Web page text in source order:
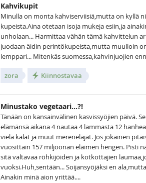
Kahvikupit
Minulla on monta kahviserviisiä,mutta on kyllä
kupeista.Aina otetaan isoja mukeja esiin,ja
unholaan... Harmittaa vähän tämä kahvittelun
juodaan äidin perintökupeista,mutta muulloin
lemppari... Mitenkäs suomessa,kahvinjuojien
zora Kiinnostavaa
Minustako vegetaari...?!
Tänään on kansainvälinen kasvissyöjien päivä.
elämänsä aikana 4 nautaa 4 lammasta 12
vielä kalat ja muut mereneläjät. Jos jokainen
vuosittain 157 miljoonan eläimen hengen. Pisti
sitä valtavaa röhkijöiden ja kotkottajien
vuoksi.Huh,sentään... Soijansyöjäksi en
Ainakin minä aion yrittää....